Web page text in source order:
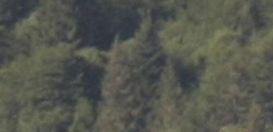
Isère,
Rhône
France